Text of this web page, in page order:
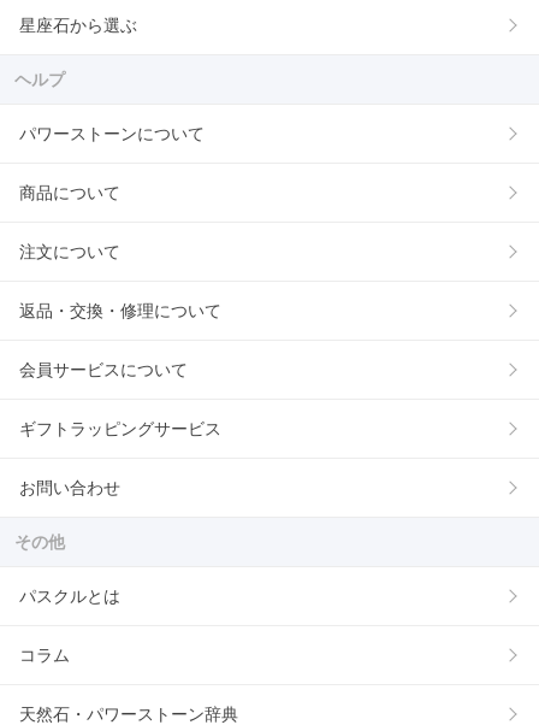
星座石から選ぶ
ヘルプ
パワーストーンについて
商品について
注文について
返品・交換・修理について
会員サービスについて
ギフトラッピングサービス
お問い合わせ
その他
パスクルとは
コラム
天然石・パワーストーン辞典